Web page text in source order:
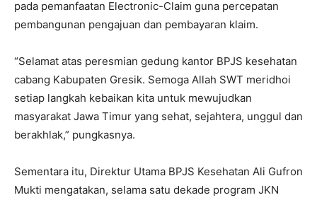
pada pemanfaatan Electronic-Claim guna percepatan
pembangunan pengajuan dan pembayaran klaim.
“Selamat atas peresmian gedung kantor BPJS kesehatan
cabang Kabupaten Gresik. Semoga Allah SWT meridhoi
setiap langkah kebaikan kita untuk mewujudkan
masyarakat Jawa Timur yang sehat, sejahtera, unggul dan
berakhlak,” pungkasnya.
Sementara itu, Direktur Utama BPJS Kesehatan Ali Gufron
Mukti mengatakan, selama satu dekade program JKN